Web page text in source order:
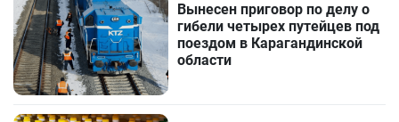
Вынесен приговор по делу о
гибели четырех путейцев под
поездом в Карагандинской
области